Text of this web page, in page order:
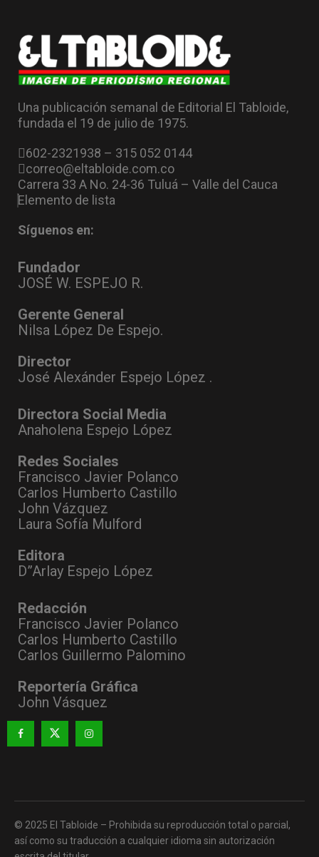
Una publicación semanal de Editorial El Tabloide,
fundada el 19 de julio de 1975.
602-2321938 – 315 052 0144
correo@eltabloide.com.co
Carrera 33 A No. 24-36 Tuluá – Valle del Cauca
Elemento de lista
Síguenos en:
Fundador
JOSÉ W. ESPEJO R.
Gerente General
Nilsa López De Espejo.
Director
José Alexánder Espejo López .
Directora Social Media
Anaholena Espejo López
Redes Sociales
Francisco Javier Polanco
Carlos Humberto Castillo
John Vázquez
Laura Sofía Mulford
Editora
D”Arlay Espejo López
Redacción
Francisco Javier Polanco
Carlos Humberto Castillo
Carlos Guillermo Palomino
Reportería Gráfica
John Vásquez
© 2025 El Tabloide – Prohibida su reproducción total o parcial,
así como su traducción a cualquier idioma sin autorización